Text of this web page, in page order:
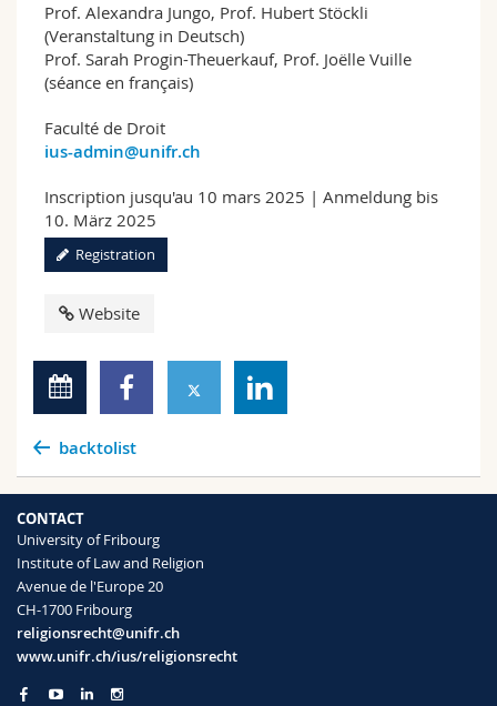
Prof. Alexandra Jungo, Prof. Hubert Stöckli
(Veranstaltung in Deutsch)
Prof. Sarah Progin-Theuerkauf, Prof. Joëlle Vuille
(séance en français)
Faculté de Droit
ius-admin@unifr.ch
Inscription jusqu'au 10 mars 2025 | Anmeldung bis
10. März 2025
Registration
Website
backtolist
CONTACT
University of Fribourg
Institute of Law and Religion
Avenue de l'Europe 20
CH-1700 Fribourg
religionsrecht@unifr.ch
www.unifr.ch/ius/religionsrecht